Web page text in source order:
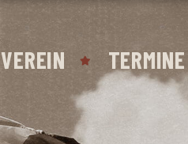
VEREIN TERMINE